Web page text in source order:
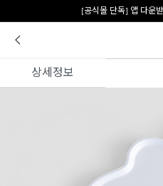
카카오 플친 추가하면
상세정보